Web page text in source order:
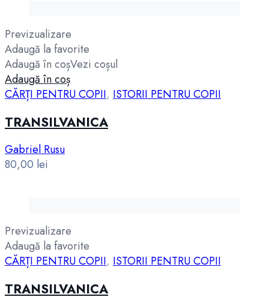
Previzualizare
Adaugă la favorite
Adaugă în coșVezi coșul
Adaugă în coș
CĂRȚI PENTRU COPII, ISTORII PENTRU COPII
TRANSILVANICA
Gabriel Rusu
80,00 lei
Previzualizare
Adaugă la favorite
CĂRȚI PENTRU COPII, ISTORII PENTRU COPII
TRANSILVANICA